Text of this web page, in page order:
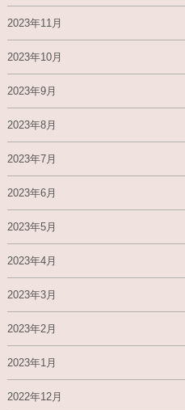
2023年11月
2023年10月
2023年9月
2023年8月
2023年7月
2023年6月
2023年5月
2023年4月
2023年3月
2023年2月
2023年1月
2022年12月